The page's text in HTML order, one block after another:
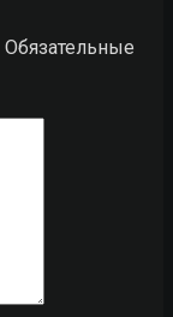
Обязательные